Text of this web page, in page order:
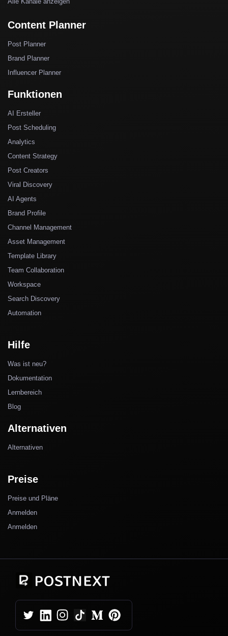
Content Planner
Post Planner
Brand Planner
Influencer Planner
Funktionen
AI Ersteller
Post Scheduling
Analytics
Content Strategy
Post Creators
Viral Discovery
AI Agents
Brand Profile
Channel Management
Asset Management
Template Library
Team Collaboration
Workspace
Search Discovery
Automation
Hilfe
Was ist neu?
Dokumentation
Lernbereich
Blog
Alternativen
Alternativen
Preise
Preise und Pläne
Anmelden
Anmelden